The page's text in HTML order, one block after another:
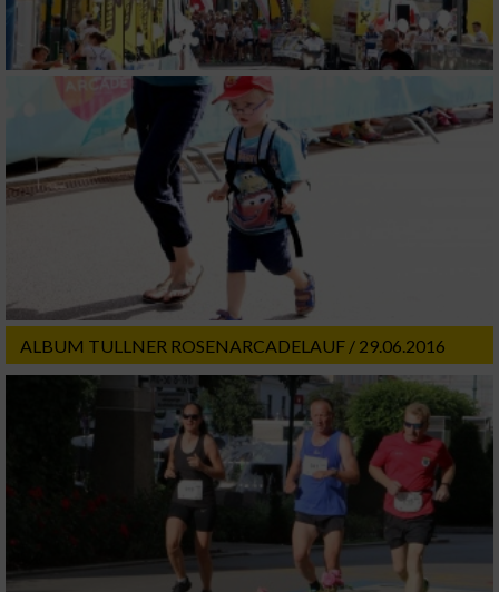
ALBUM TULLNER ROSENARCADELAUF / 29.06.2016